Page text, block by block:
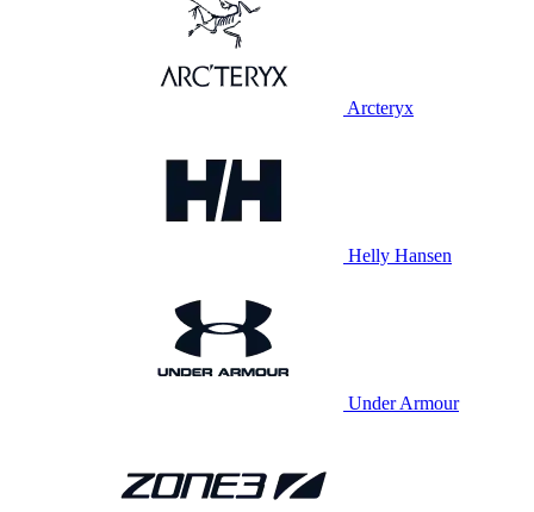
Arcteryx
Helly Hansen
Under Armour